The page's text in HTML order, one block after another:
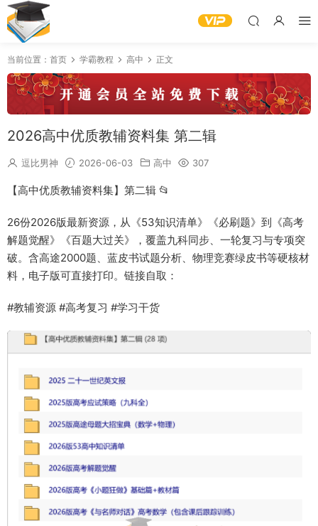
当前位置： 首页 学霸教程 高中 正文
2026高中优质教辅资料集 第二辑
逗比男神 2026-06-03 高中 307
【高中优质教辅资料集】第二辑 📂
26份2026版最新资源，从《53知识清单》《必刷题》到《高考
解题觉醒》《百题大过关》，覆盖九科同步、一轮复习与专项突
破。含高途2000题、蓝皮书试题分析、物理竞赛绿皮书等硬核材
料，电子版可直接打印。链接自取：
#教辅资源 #高考复习 #学习干货